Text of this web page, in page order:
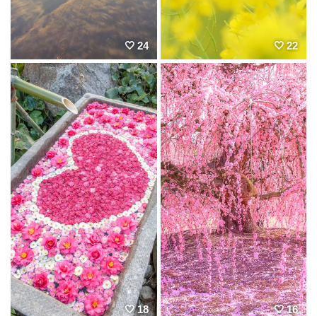
24 22
18 16